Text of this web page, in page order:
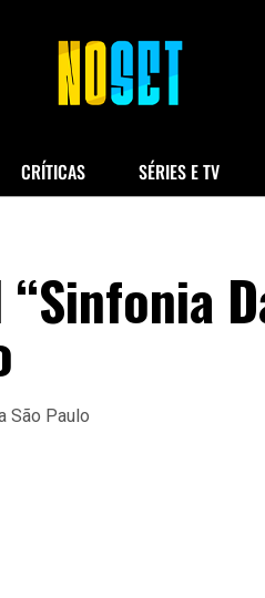
CRÍTICAS SÉRIES E TV